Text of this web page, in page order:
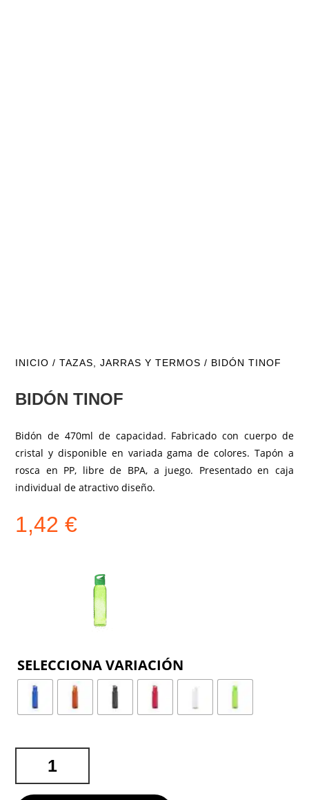
INICIO /TAZAS, JARRAS Y TERMOS / BIDÓN TINOF
BIDÓN TINOF
Bidón de 470ml de capacidad. Fabricado con cuerpo de
cristal y disponible en variada gama de colores. Tapón a
rosca en PP, libre de BPA, a juego. Presentado en caja
individual de atractivo diseño.
1,42€
CANTIDAD